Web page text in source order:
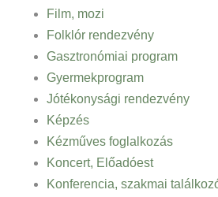
Film, mozi
Folklór rendezvény
Gasztronómiai program
Gyermekprogram
Jótékonysági rendezvény
Képzés
Kézműves foglalkozás
Koncert, Előadóest
Konferencia, szakmai